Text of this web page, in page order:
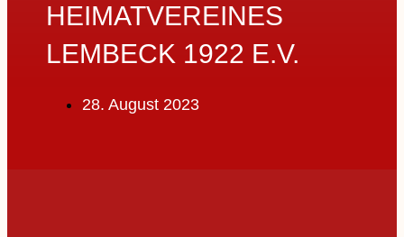
HEIMATVEREINES
LEMBECK 1922 E.V.
28. August 2023